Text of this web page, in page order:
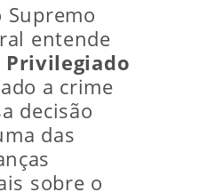
entende
Privilegiado
a crime
decisão
das
sobre o